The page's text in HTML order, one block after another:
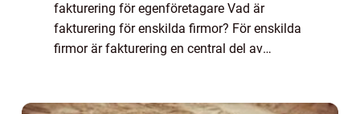
fakturering för egenföretagare Vad är
fakturering för enskilda firmor? För enskilda
firmor är fakturering en central del av